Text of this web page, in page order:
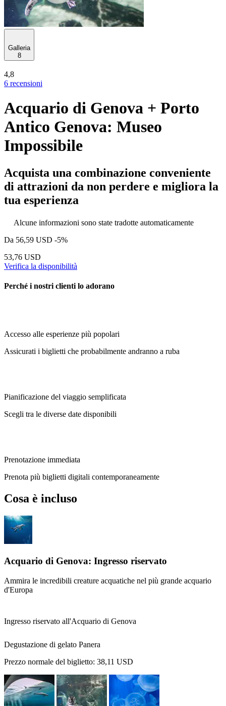
Galleria
8
4,8
6 recensioni
Acquario di Genova + Porto
Antico Genova: Museo
Impossibile
Acquista una combinazione conveniente
di attrazioni da non perdere e migliora la
tua esperienza
Alcune informazioni sono state tradotte automaticamente
Da 56,59 USD -5%
53,76 USD
Verifica la disponibilità
Perché i nostri clienti lo adorano
Accesso alle esperienze più popolari
Assicurati i biglietti che probabilmente andranno a ruba
Pianificazione del viaggio semplificata
Scegli tra le diverse date disponibili
Prenotazione immediata
Prenota più biglietti digitali contemporaneamente
Cosa è incluso
Acquario di Genova: Ingresso riservato
Ammira le incredibili creature acquatiche nel più grande acquario
d'Europa
Ingresso riservato all'Acquario di Genova
Degustazione di gelato Panera
Prezzo normale del biglietto: 38,11 USD